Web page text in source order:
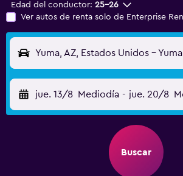
Edad del conductor: 25-26
Ver autos de renta solo de Enterprise
Yuma, AZ, Estados Unidos -
jue. 13/8 Mediodía - jue. 20/8
Buscar